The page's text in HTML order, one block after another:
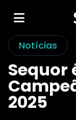
Notícias
Sequor
2025